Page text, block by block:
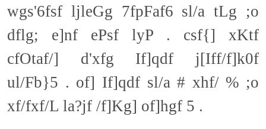
wgs'6fsf ljleGg 7fpFaf6 sl/a tLg ;o
dflg; e]nf ePsf lyP . csf{] xKtf
cfOtaf/] d'xfg If]qdf j[Iff/f]k0f
ul/Fb}5 . of] If]qdf sl/a # xhf/ % ;o
xf/fxf/L la?jf /f]Kg] of]hgf 5 .